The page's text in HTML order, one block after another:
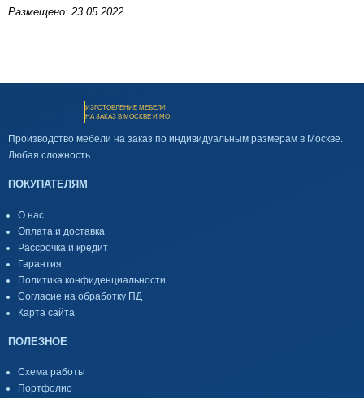
Размещено: 23.05.2022
ИЗГОТОВЛЕНИЕ МЕБЕЛИ
НА ЗАКАЗ В МОСКВЕ И МО
Производство мебели на заказ по индивидуальным размерам в Москве.
Любая сложность.
ПОКУПАТЕЛЯМ
О нас
Оплата и доставка
Рассрочка и кредит
Гарантия
Политика конфиденциальности
Согласие на обработку ПД
Карта сайта
ПОЛЕЗНОЕ
Схема работы
Портфолио